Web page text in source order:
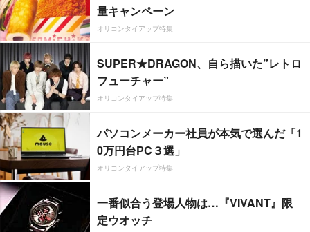
量キャンペーン
オリコンタイアップ特集
SUPER★DRAGON、自ら描いた”レトロ
フューチャー”
オリコンタイアップ特集
パソコンメーカー社員が本気で選んだ「1
0万円台PC３選」
オリコンタイアップ特集
一番似合う登場人物は…『VIVANT』限
定ウオッチ